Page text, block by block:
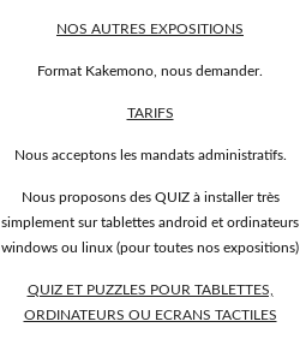
NOS AUTRES EXPOSITIONS
Format Kakemono, nous demander.
TARIFS
Nous acceptons les mandats administratifs.
Nous proposons des QUIZ à installer très
simplement sur tablettes android et ordinateurs
windows ou linux (pour toutes nos expositions)
QUIZ ET PUZZLES POUR TABLETTES,
ORDINATEURS OU ECRANS TACTILES